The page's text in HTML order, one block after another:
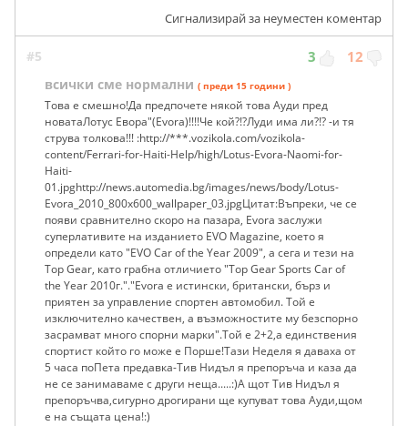
Сигнализирай за неуместен коментар
#5 3 12
всички сме нормални ( преди 15 години )
Това е смешно!Да предпочете някой това Ауди пред
новатаЛотус Евора"(Evora)!!!!Че кой?!?Луди има ли?!? -и тя
струва толкова!!! :http://***.vozikola.com/vozikola-
content/Ferrari-for-Haiti-Help/high/Lotus-Evora-Naomi-for-
Haiti-
01.jpghttp://news.automedia.bg/images/news/body/Lotus-
Evora_2010_800x600_wallpaper_03.jpgЦитат:Въпреки, че се
появи сравнително скоро на пазара, Evora заслужи
суперлативите на изданието EVO Magazine, което я
определи като "EVO Car of the Year 2009", а сега и тези на
Top Gear, като грабна отличието "Top Gear Sports Car of
the Year 2010г."."Evora е истински, британски, бърз и
приятен за управление спортен автомобил. Той e
изключително качествен, а възможностите му безспорно
засрамват много спорни марки".Той е 2+2,а единствения
спортист който го може е Порше!Тази Неделя я даваха от
5 часа поПета предавка-Тив Нидъл я препоръча и каза да
не се занимаваме с други неща.....:)А щот Тив Нидъл я
препоръчва,сигурно дрогирани ще купуват това Ауди,щом
е на същата цена!:)